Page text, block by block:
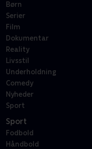
Børn
Serier
Film
Dokumentar
Reality
Livsstil
Underholdning
Comedy
Nyheder
Sport
Sport
Fodbold
Håndbold